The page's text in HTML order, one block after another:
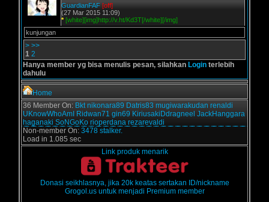
GuardianFAF [off]
(27 Mar 2015 11:09)
* [white][img]http://v.ht/Kd3T[/white][/img]
kunjungan
> >>
1 2
Hanya member yg bisa menulis pesan, silahkan Login terlebih
dahulu
Home
36 Member On: Bkt nikonara89 Datris83 mugiwarakudan renaldi
UKnowWhoAmI Ridwan71 gin69 KiriusakiDdragneel JackHanggara
haganaki SoNGoKo rioperdana rezarevaldi
Non-member On: 3478 stalker.
Load in 1.085 sec
Link produk menarik
Donasi seikhlasnya, jika 20k keatas sertakan ID/nickname
Grogol.us untuk menjadi Premium member